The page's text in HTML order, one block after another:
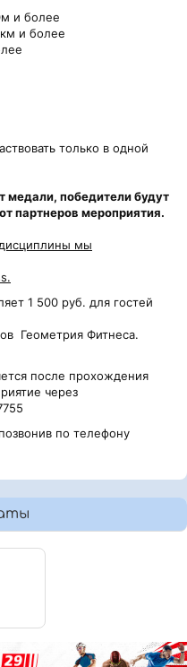
и более
и более
только в одной
медали, победители будут
партнеров мероприятия.
мы
1 500 руб. для гостей
Геометрия Фитнеса.
после прохождения
через
по телефону